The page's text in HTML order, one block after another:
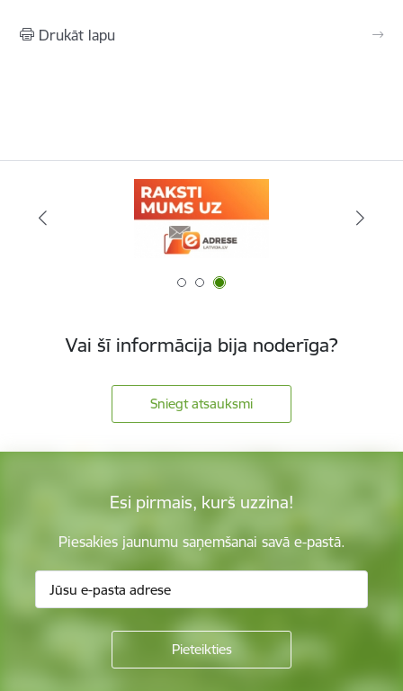
Drukāt lapu
Vai šī informācija bija noderīga?
Sniegt atsauksmi
Esi pirmais, kurš uzzina!
Piesakies jaunumu saņemšanai savā e-pastā.